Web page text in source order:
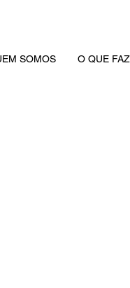
SOMOS O QUE